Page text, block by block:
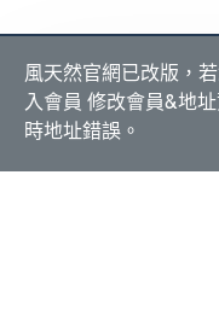
加入購物車
隱私政策
購物須知
我
風天然官網已改版，
入會員 修改會員&地
時地址錯誤。